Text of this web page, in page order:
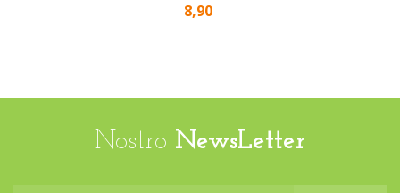
8,90
Nostro NewsLetter